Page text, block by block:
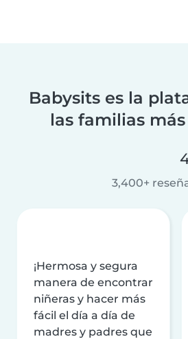
Babysits es la
las familias
3,400+
¡Hermosa y segura
manera de encontrar
niñeras y hacer más
fácil el día a día de
madres y padres que